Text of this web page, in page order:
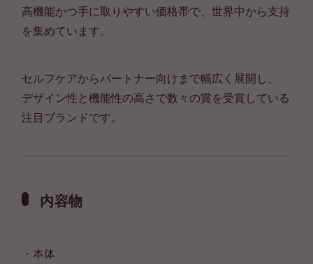
高機能かつ手に取りやすい価格帯で、世界中から支持
を集めています。
セルフケアからパートナー向けまで幅広く展開し、
デザイン性と機能性の高さで数々の賞を受賞している
注目ブランドです。
内容物
・本体